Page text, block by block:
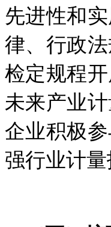
先进性和
律、行政
检定规程
未来产业
企业积极
强行业计